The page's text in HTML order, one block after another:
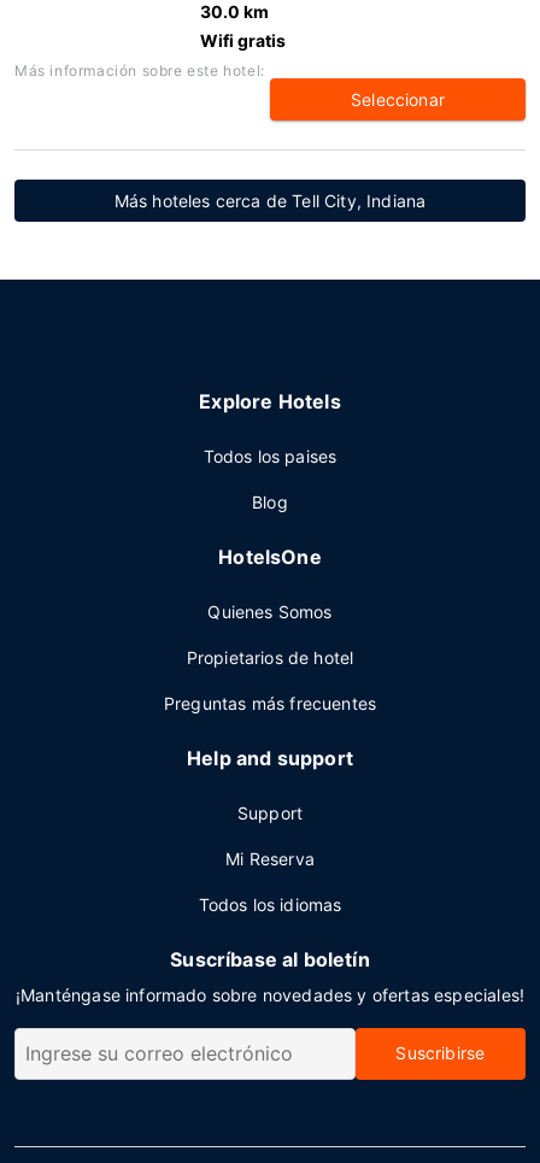
30.0 km
Wifi gratis
Más información sobre este hotel:
Seleccionar
Más hoteles cerca de Tell City, Indiana
Explore Hotels
Todos los paises
Blog
HotelsOne
Quienes Somos
Propietarios de hotel
Preguntas más frecuentes
Help and support
Support
Mi Reserva
Todos los idiomas
Suscríbase al boletín
¡Manténgase informado sobre novedades y ofertas especiales!
Suscribirse